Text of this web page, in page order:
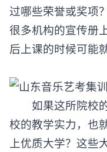
过哪些荣誉或奖项
很多机构的宣传册
后上课的时候可能
如果这所院校的
校的教学实力，也
上优质大学？这些